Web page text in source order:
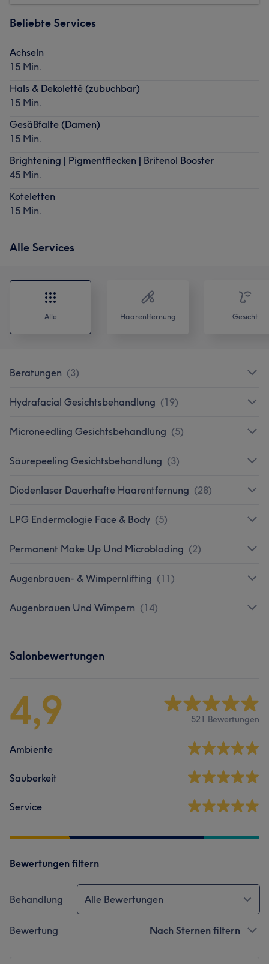
Beliebte Services
Achseln
15 Min.
Hals & Dekoletté (zubuchbar)
15 Min.
Gesäßfalte (Damen)
15 Min.
Brightening | Pigmentflecken | Britenol Booster
45 Min.
Koteletten
15 Min.
Alle Services
Alle Haarentfernung Gesicht
Beratungen (3)
Hydrafacial Gesichtsbehandlung (19)
Microneedling Gesichtsbehandlung (5)
Säurepeeling Gesichtsbehandlung (3)
Diodenlaser Dauerhafte Haarentfernung (28)
LPG Endermologie Face & Body (5)
Permanent Make Up Und Microblading (2)
Augenbrauen- & Wimpernlifting (11)
Augenbrauen Und Wimpern (14)
Salonbewertungen
4,9 521 Bewertungen
Ambiente
Sauberkeit
Service
Bewertungen filtern
Behandlung Alle Bewertungen
Bewertung Nach Sternen filtern